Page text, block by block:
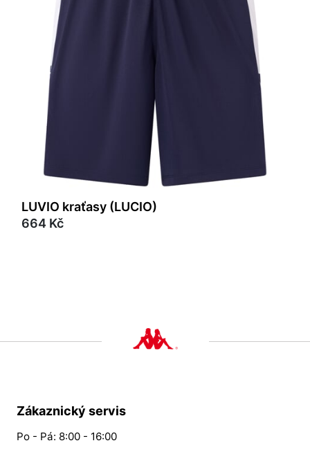
LUVIO kraťasy (LUCIO)
664 Kč
Zákaznický servis
Po - Pá: 8:00 - 16:00